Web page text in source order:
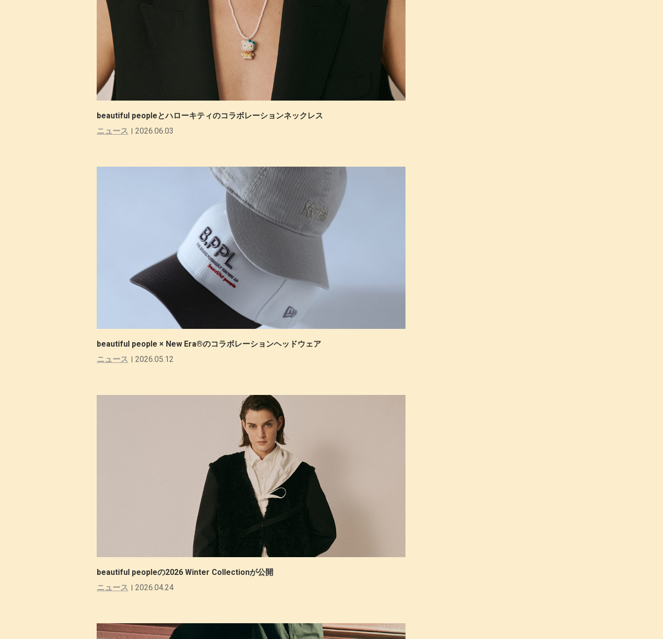
beautiful peopleとハローキティのコラボレーションネックレス
ニュース
2026.06.03
beautiful people × New Era®のコラボレーションヘッドウェア
ニュース
2026.05.12
beautiful peopleの2026 Winter Collectionが公開
ニュース
2026.04.24